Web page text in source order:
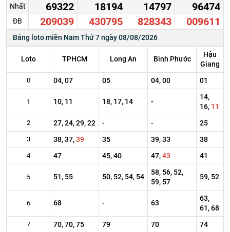
Nhất 69322 18194 14797 96474
ĐB 209039 430795 828343 009611
Bảng loto miền Nam Thứ 7 ngày 08/08/2026
Loto TPHCM Long An Bình Phước
Hậu
Giang
0 04, 07 05 04, 00 01
1 10, 11 18, 17, 14 -
14,
16, 11
2 27, 24, 29, 22 - - 25
3 38, 37,39 35 39, 33 38
4 47 45, 40 47,43 41
5 51, 55 50, 52, 54, 54
58, 56, 52,
59, 57
59, 52
6 68 - 63
63,
61, 68
7 70, 70, 75 79 70 74